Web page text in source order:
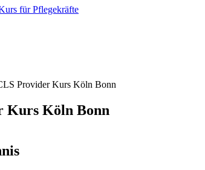
für Pflegekräfte
Provider Kurs Köln Bonn
Kurs Köln Bonn